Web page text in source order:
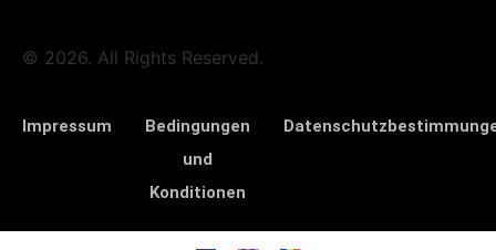
© 2026. All Rights Reserved.
Impressum
Bedingungen
und
Konditionen